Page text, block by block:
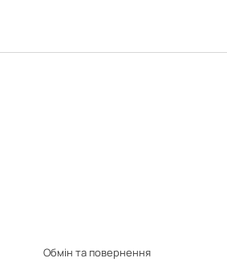
Обмін та повернення